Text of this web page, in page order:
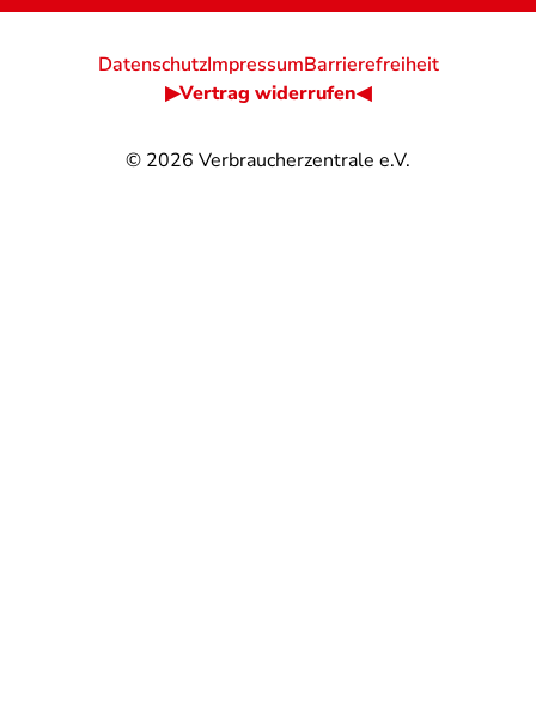
© 2026 Verbraucherzentrale e.V.
DatenschutzImpressumBarrierefreiheit
▶Vertrag widerrufen◀